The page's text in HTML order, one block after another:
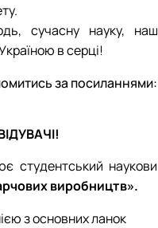
сучасну науку,
в серці!
за посиланнями:
студентський
виробництв».
з основних ланок